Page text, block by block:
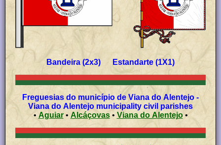
Bandeira (2x3) Estandarte (1X1)
Freguesias do município de Viana do Alentejo -
Viana do Alentejo municipality civil parishes
• Aguiar• Alcáçovas• Viana do Alentejo•